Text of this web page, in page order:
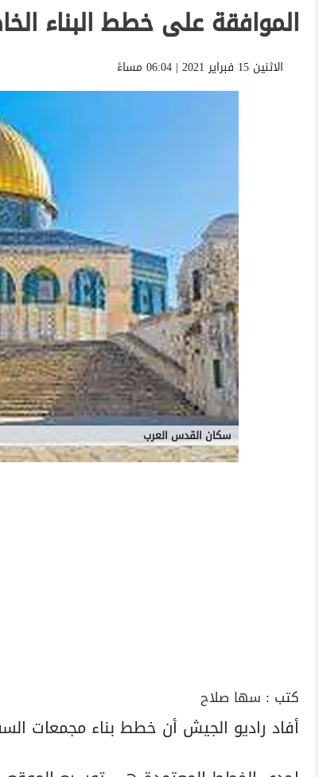
الموافقة على خطط البناء
الاثنين 15 فبراير 2021 | 06:04 مساءً
سكان القدس العرب
كتب : سها صلاح
أفاد راديو الجيش أن خطط بناء مجمعات